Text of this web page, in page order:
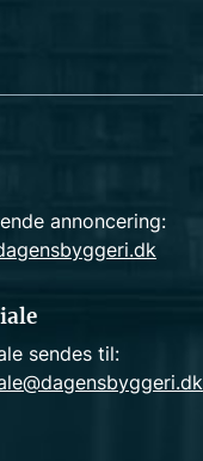
annoncering:
sendes til: